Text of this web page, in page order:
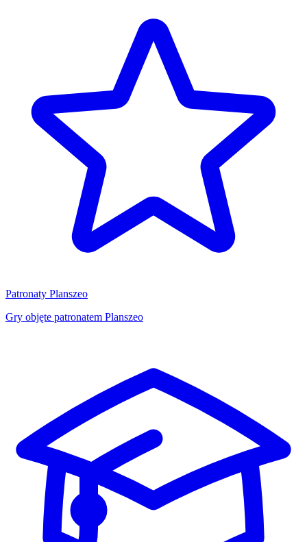
Patronaty Planszeo
Gry objęte patronatem Planszeo